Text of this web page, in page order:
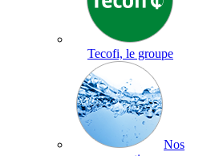
Tecofi, le groupe
Nos